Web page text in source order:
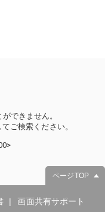
できません。
ご検索ください。
ページTOP
画面共有サポート